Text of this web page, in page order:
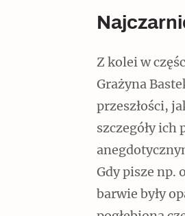
Z kolei w
Grażyna
przeszłości,
szczegóły ich
Gdy pisze np.
barwie były